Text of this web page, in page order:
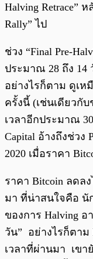
Halving Retrace”
Rally” ไป
ช่วง “Final Pre-
ประมาณ 28 ถึง 14
อย่างไรก็ตาม ดูเห
ครั้งนี้ (เช่นเดียวกับ
เวลาอีกประมาณ
Capital อ้างถึงช่วง
2020 เมื่อราคา
ราคา Bitcoin ลดล
มา ที่น่าสนใจคือ นั
ของการ Halving
วัน” อย่างไรก็ตาม
เวลาที่ผ่านมา เขา